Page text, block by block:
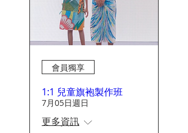
會員獨享
1:1 兒童旗袍製作班
7月05日週日
更多資訊